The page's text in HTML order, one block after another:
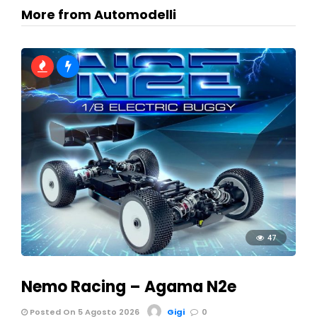
More from Automodelli
47
Nemo Racing – Agama N2e
Posted On 5 Agosto 2026 Gigi 0